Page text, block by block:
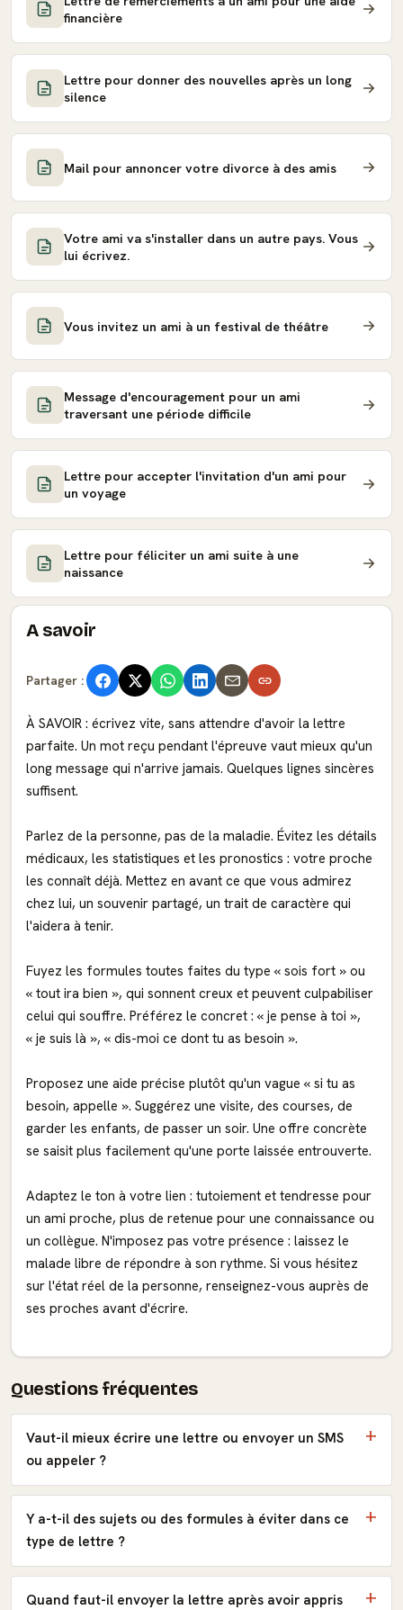
financière
Lettre pour donner des nouvelles après un long
silence
Mail pour annoncer votre divorce à des amis
Votre ami va s'installer dans un autre pays. Vous
lui écrivez.
Vous invitez un ami à un festival de théâtre
Message d'encouragement pour un ami
traversant une période difficile
Lettre pour accepter l'invitation d'un ami pour
un voyage
Lettre pour féliciter un ami suite à une
naissance
A savoir
Partager :
À SAVOIR : écrivez vite, sans attendre d'avoir la lettre
parfaite. Un mot reçu pendant l'épreuve vaut mieux qu'un
long message qui n'arrive jamais. Quelques lignes sincères
suffisent.
Parlez de la personne, pas de la maladie. Évitez les détails
médicaux, les statistiques et les pronostics : votre proche
les connaît déjà. Mettez en avant ce que vous admirez
chez lui, un souvenir partagé, un trait de caractère qui
l'aidera à tenir.
Fuyez les formules toutes faites du type « sois fort » ou
« tout ira bien », qui sonnent creux et peuvent culpabiliser
celui qui souffre. Préférez le concret : « je pense à toi »,
« je suis là », « dis-moi ce dont tu as besoin ».
Proposez une aide précise plutôt qu'un vague « si tu as
besoin, appelle ». Suggérez une visite, des courses, de
garder les enfants, de passer un soir. Une offre concrète
se saisit plus facilement qu'une porte laissée entrouverte.
Adaptez le ton à votre lien : tutoiement et tendresse pour
un ami proche, plus de retenue pour une connaissance ou
un collègue. N'imposez pas votre présence : laissez le
malade libre de répondre à son rythme. Si vous hésitez
sur l'état réel de la personne, renseignez-vous auprès de
ses proches avant d'écrire.
Questions fréquentes
Vaut-il mieux écrire une lettre ou envoyer un SMS
ou appeler ?
Y a-t-il des sujets ou des formules à éviter dans ce
type de lettre ?
Quand faut-il envoyer la lettre après avoir appris